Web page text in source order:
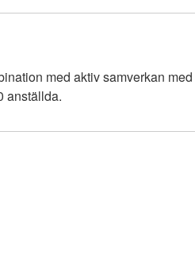
med aktiv samverkan med
anställda.